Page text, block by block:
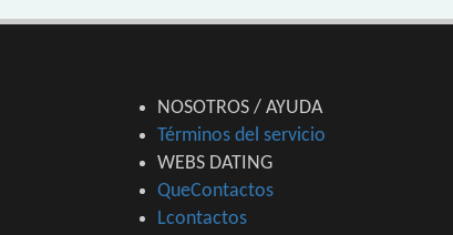
NOSOTROS / AYUDA
Términos del servicio
WEBS DATING
QueContactos
Lcontactos